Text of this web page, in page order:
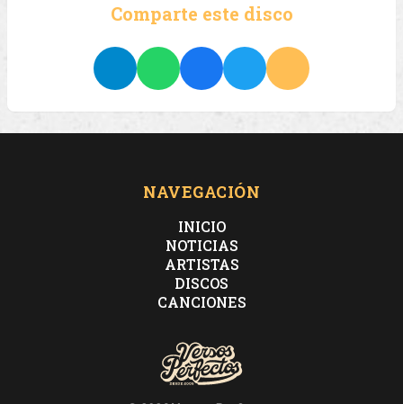
Comparte este disco
NAVEGACIÓN
INICIO
NOTICIAS
ARTISTAS
DISCOS
CANCIONES